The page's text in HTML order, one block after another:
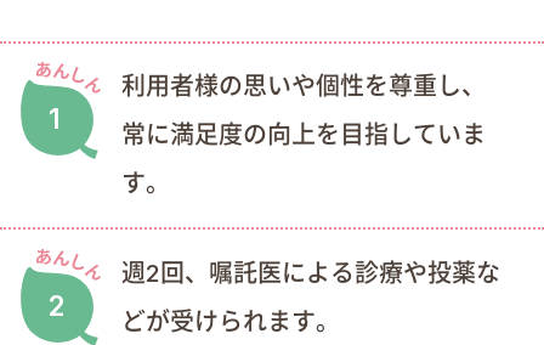
1
利用者様の思いや個性を尊重し、
常に満足度の向上を目指していま
す。
2
週2回、嘱託医による診療や投薬な
どが受けられます。